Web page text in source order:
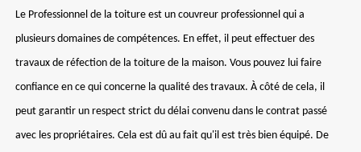
Le Professionnel de la toiture est un couvreur professionnel qui a
plusieurs domaines de compétences. En effet, il peut effectuer des
travaux de réfection de la toiture de la maison. Vous pouvez lui faire
confiance en ce qui concerne la qualité des travaux. À côté de cela, il
peut garantir un respect strict du délai convenu dans le contrat passé
avec les propriétaires. Cela est dû au fait qu'il est très bien équipé. De